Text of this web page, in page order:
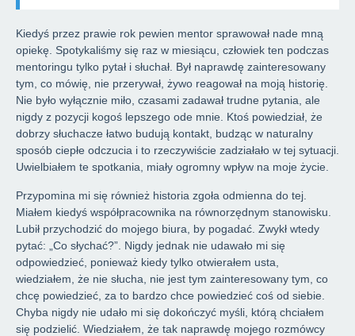
Kiedyś przez prawie rok pewien mentor sprawował nade mną
opiekę. Spotykaliśmy się raz w miesiącu, człowiek ten podczas
mentoringu tylko pytał i słuchał. Był naprawdę zainteresowany
tym, co mówię, nie przerywał, żywo reagował na moją historię.
Nie było wyłącznie miło, czasami zadawał trudne pytania, ale
nigdy z pozycji kogoś lepszego ode mnie. Ktoś powiedział, że
dobrzy słuchacze łatwo budują kontakt, budząc w naturalny
sposób ciepłe odczucia i to rzeczywiście zadziałało w tej sytuacji.
Uwielbiałem te spotkania, miały ogromny wpływ na moje życie.
Przypomina mi się również historia zgoła odmienna do tej.
Miałem kiedyś współpracownika na równorzędnym stanowisku.
Lubił przychodzić do mojego biura, by pogadać. Zwykł wtedy
pytać: „Co słychać?”. Nigdy jednak nie udawało mi się
odpowiedzieć, ponieważ kiedy tylko otwierałem usta,
wiedziałem, że nie słucha, nie jest tym zainteresowany tym, co
chcę powiedzieć, za to bardzo chce powiedzieć coś od siebie.
Chyba nigdy nie udało mi się dokończyć myśli, którą chciałem
się podzielić. Wiedziałem, że tak naprawdę mojego rozmówcy